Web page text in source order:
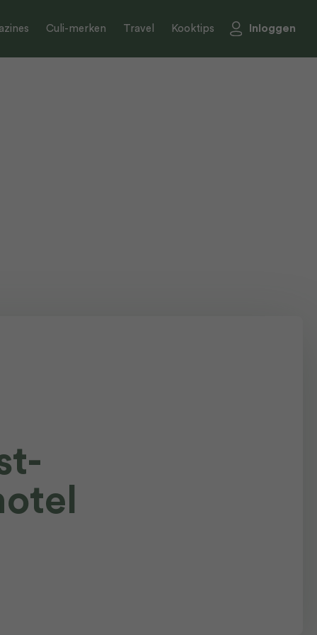
Culi-merken Travel Kooktips Inloggen